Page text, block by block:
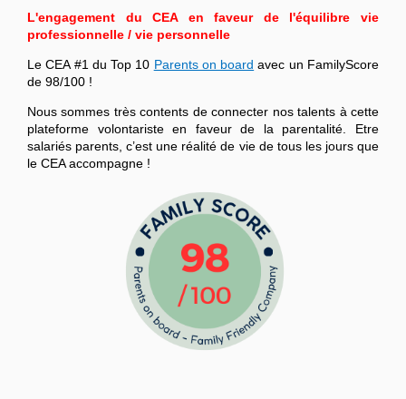
L'engagement du CEA en faveur de l'équilibre vie
professionnelle / vie personnelle
Le CEA #1 du Top 10 Parents on board avec un FamilyScore
de 98/100 !
Nous sommes très contents de connecter nos talents à cette
plateforme volontariste en faveur de la parentalité. Etre
salariés parents, c’est une réalité de vie de tous les jours que
le CEA accompagne !